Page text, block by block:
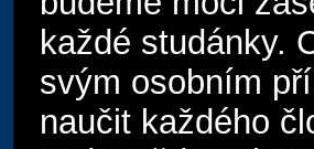
každé studánky.
svým osobním
naučit každého